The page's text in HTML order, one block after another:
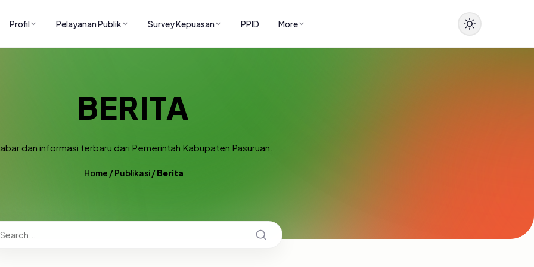
Profil Pelayanan Publik Survey Kepuasan PPID More
BERITA
dan informasi terbaru dari Pemerintah Kabupaten Pasuruan.
Home /Publikasi/Berita